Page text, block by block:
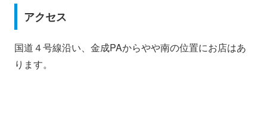
アクセス
国道４号線沿い、金成PAからやや南の位置にお店はあ
ります。